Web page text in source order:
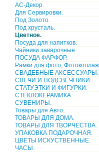
АС-Декор.
Для Сервировки.
Под Золото.
Под хрусталь.
Цветное.
Посуда для напитков.
Чайники заварочные.
ПОСУДА ФАРФОР.
Рамки для фото,
СВАДЕБНЫЕ АКСЕССУАРЫ.
СВЕЧИ И ПОДСВЕЧНИКИ.
СТАТУЭТКИ И ФИГУРКИ.
СТЕКЛОКЕРАМИКА.
СУВЕНИРЫ.
Товары для Авто.
ТОВАРЫ ДЛЯ ДОМА.
ТОВАРЫ ДЛЯ ТВОРЧЕСТВА.
УПАКОВКА ПОДАРОЧНАЯ.
ЦВЕТЫ ИСКУСТВЕННЫЕ.
ЧАСЫ.